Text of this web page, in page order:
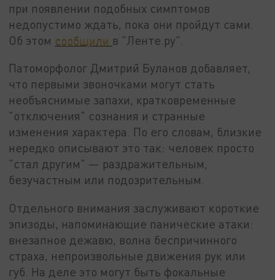
при появлении подобных симптомов
недопустимо ждать, пока они пройдут сами.
Об этом сообщили в "Ленте.ру".
Патоморфолог Дмитрий Буланов добавляет,
что первыми звоночками могут стать
необъяснимые запахи, кратковременные
"отключения" сознания и странные
изменения характера. По его словам, близкие
нередко описывают это так: человек просто
"стал другим" — раздражительным,
безучастным или подозрительным.
Отдельного внимания заслуживают короткие
эпизоды, напоминающие панические атаки:
внезапное дежавю, волна беспричинного
страха, непроизвольные движения рук или
губ. На деле это могут быть фокальные